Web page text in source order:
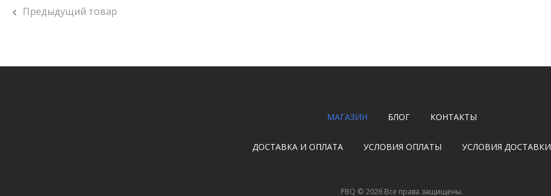
Предыдущий товар
МАГАЗИН БЛОГ КОНТАКТЫ
ДОСТАВКА И ОПЛАТА УСЛОВИЯ ОПЛАТЫ УСЛОВИЯ ДОСТАВКИ
PBQ © 2026Все права защищены.